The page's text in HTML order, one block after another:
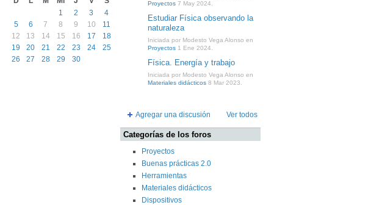
1
2 3
4
5
6 7 8 9 10
11
12
13 14 15 16 17
18
19
20 21 22 23 24
25
26
27 28 29 30
Proyectos 7 May 2024.
Estudiar Física observando la
naturaleza
Iniciada por Modesto Vega Alonso en
Proyectos 1 Ene 2024.
Física. Energía y trabajo
Iniciada por Modesto Vega Alonso en
Materiales didácticos 8 Mar 2023.
Agregar una discusión Ver todos
Categorías de los foros
Proyectos
Buenas prácticas 2.0
Herramientas
Materiales didácticos
Dispositivos